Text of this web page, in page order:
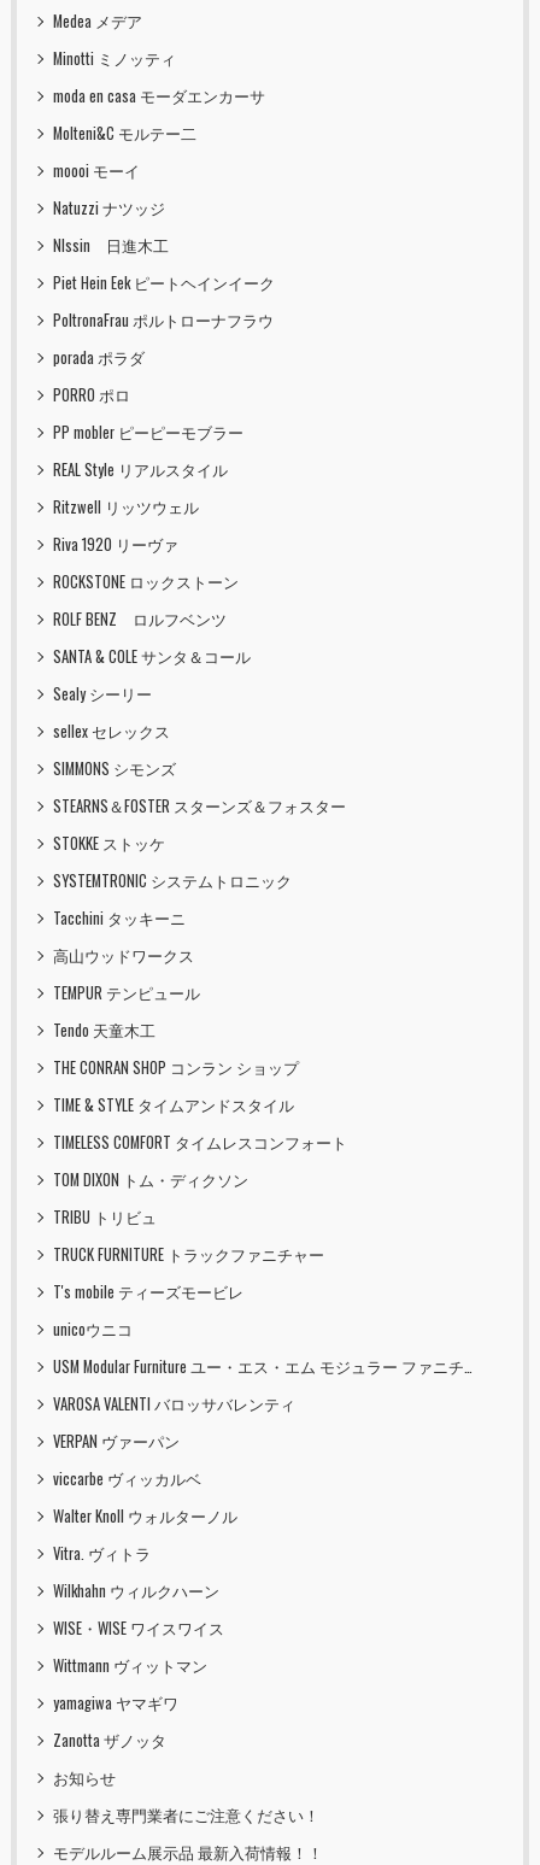
Medea メデア
Minotti ミノッティ
moda en casa モーダエンカーサ
Molteni&C モルテー二
moooi モーイ
Natuzzi ナツッジ
NIssin 日進木工
Piet Hein Eek ピートヘインイーク
PoltronaFrau ポルトローナフラウ
porada ポラダ
PORRO ポロ
PP mobler ピーピーモブラー
REAL Style リアルスタイル
Ritzwell リッツウェル
Riva 1920 リーヴァ
ROCKSTONE ロックストーン
ROLF BENZ ロルフベンツ
SANTA & COLE サンタ＆コール
Sealy シーリー
sellex セレックス
SIMMONS シモンズ
STEARNS＆FOSTER スターンズ＆フォスター
STOKKE ストッケ
SYSTEMTRONIC システムトロニック
Tacchini タッキーニ
高山ウッドワークス
TEMPUR テンピュール
Tendo 天童木工
THE CONRAN SHOP コンラン ショップ
TIME & STYLE タイムアンドスタイル
TIMELESS COMFORT タイムレスコンフォート
TOM DIXON トム・ディクソン
TRIBU トリビュ
TRUCK FURNITURE トラックファニチャー
T's mobile ティーズモービレ
unicoウニコ
USM Modular Furniture ユー・エス・エム モジュラー ファニチャー
VAROSA VALENTI バロッサバレンティ
VERPAN ヴァーパン
viccarbe ヴィッカルベ
Walter Knoll ウォルターノル
Vitra. ヴィトラ
Wilkhahn ウィルクハーン
WISE・WISE ワイスワイス
Wittmann ヴィットマン
yamagiwa ヤマギワ
Zanotta ザノッタ
お知らせ
張り替え専門業者にご注意ください！
モデルルーム展示品 最新入荷情報！！